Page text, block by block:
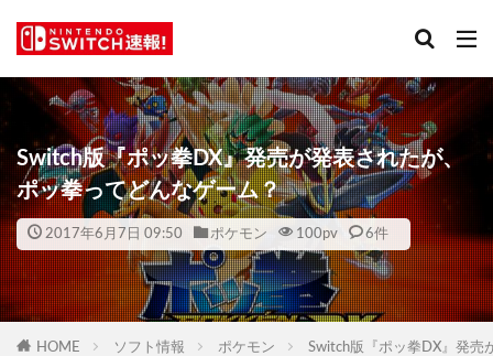
Switch版『ポッ拳DX』発売が発表されたが、
ポッ拳ってどんなゲーム？
2017年6月7日 09:50 ポケモン 100pv 6件
HOME ソフト情報 ポケモン Switch版『ポッ拳DX』発売